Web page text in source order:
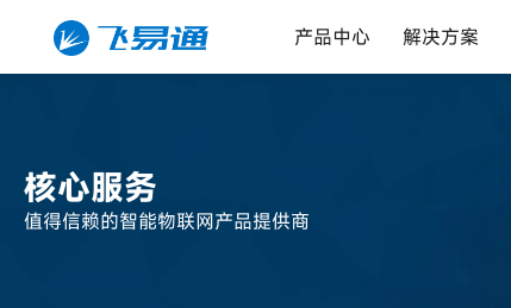
产品中心 解决方案
核心服务
值得信赖的智能物联网产品提供商